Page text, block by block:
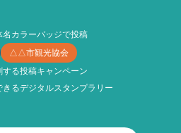
カラーバッジで投稿
△△市観光協会
る投稿キャンペーン
るデジタルスタンプラリー